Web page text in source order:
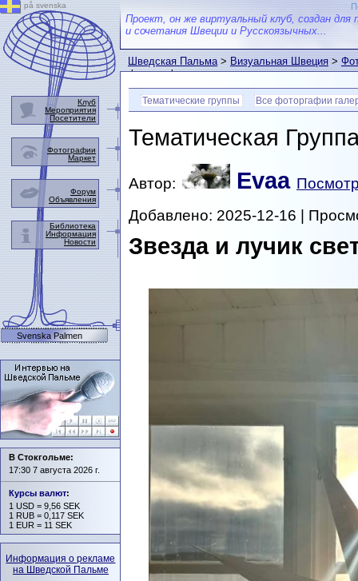
Проект, он же виртуальный клуб, создан для
и сочетания Швеции и Русскоязычных...
Шведская Пальма>Визуальная Швеция>
фотографии
Тематические группы Все фоторгафии
Тематическая
Автор: Evaa
Добавлено: 2025-12-16 |
Звезда и лучик
på svenska
Клуб
Мероприятия
Посетители
Фотографии
Маркет
Форум
Объявления
Библиотека
Информация
Новости
Svenska Palmen
В Стокгольме:
17:30 7 августа 2026 г.
Курсы валют:
1 USD = 9,56 SEK
1 RUB = 0,117 SEK
1 EUR = 11 SEK
Информация о рекламе
на Шведской Пальме